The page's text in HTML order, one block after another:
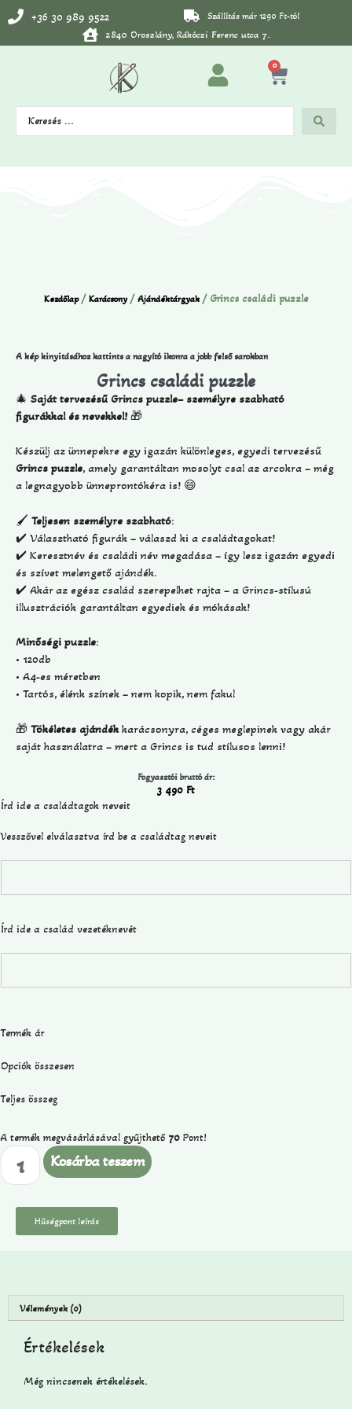
+36 30 989 9522 Szállítás már 1290 Ft-tól
2840 Oroszlány, Rákóczi Ferenc utca 7.
0
Kezdőlap/ Karácsony/ Ajándéktárgyak / Grincs családi puzzle
A kép kinyitásához kattints a nagyító ikonra a jobb felső sarokban
Grincs családi puzzle
🎄 Saját tervezésű Grincs puzzle– személyre szabható
figurákkal és nevekkel! 🎁
Készülj az ünnepekre egy igazán különleges, egyedi tervezésű
Grincs puzzle, amely garantáltan mosolyt csal az arcokra – még
a legnagyobb ünneprontókéra is! 😄
🖌️ Teljesen személyre szabható:
✔️ Választható figurák – válaszd ki a családtagokat!
✔️ Keresztnév és családi név megadása – így lesz igazán egyedi
és szívet melengető ajándék.
✔️ Akár az egész család szerepelhet rajta – a Grincs-stílusú
illusztrációk garantáltan egyediek és mókásak!
Minőségi puzzle:
• 120db
• A4-es méretben
• Tartós, élénk színek – nem kopik, nem fakul
🎁 Tökéletes ajándékkarácsonyra, céges meglepinek vagy akár
saját használatra – mert a Grincs is tud stílusos lenni!
Fogyasztói bruttó ár:
3 490 Ft
Írd ide a családtagok neveit
Vesszővel elválasztva írd be a családtag neveit
Írd ide a család vezetéknevét
Termék ár
Opciók összesen
Teljes összeg
A termék megvásárlásával gyűjthető 70 Pont!
Kosárba teszem
Hűségpont leírás
Vélemények (0)
Értékelések
Még nincsenek értékelések.